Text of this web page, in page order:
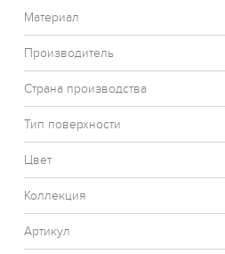
Материал
Производитель
Страна производства
Тип поверхности
Цвет
Коллекция
Артикул